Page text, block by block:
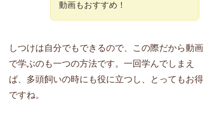
動画もおすすめ！
しつけは自分でもできるので、この際だから動画
で学ぶのも一つの方法です。一回学んでしまえ
ば、多頭飼いの時にも役に立つし、とってもお得
ですね。